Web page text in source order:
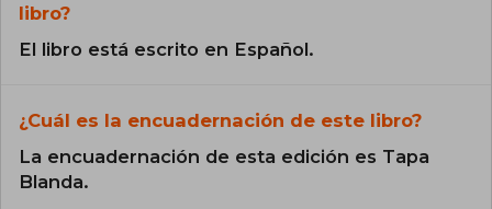
libro?
El libro está escrito en Español.
¿Cuál es la encuadernación de este libro?
La encuadernación de esta edición es Tapa
Blanda.